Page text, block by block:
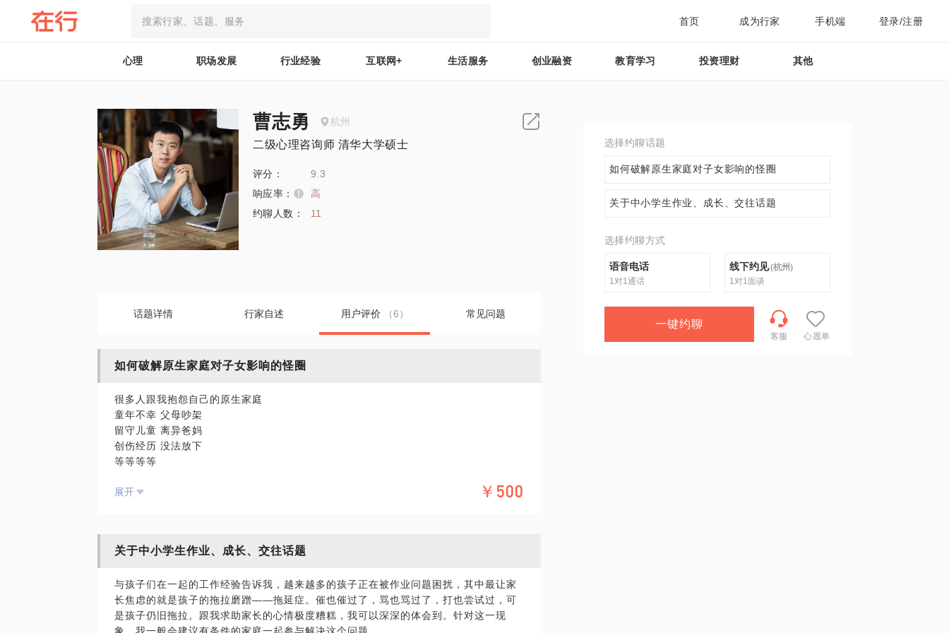
首页 成为行家 手机端 登录/注册
心理 职场发展 行业经验 互联网+ 生活服务 创业融资 教育学习 投资理财 其他
曹志勇 杭州
二级心理咨询师 清华大学硕士
评分：
9.3
响应率：
高
约聊人数：
11
话题详情 行家自述 用户评价 （6） 常见问题
如何破解原生家庭对子女影响的怪圈
很多人跟我抱怨自己的原生家庭
童年不幸 父母吵架
留守儿童 离异爸妈
创伤经历 没法放下
等等等等
对于过去
把自己的生活活成了原生家庭的模样
心理咨询的专业做法
会让我们与原生家庭达成和解
展开 ￥500
关于中小学生作业、成长、交往话题
与孩子们在一起的工作经验告诉我，越来越多的孩子正在被作业问题困扰，其中最让家
长焦虑的就是孩子的拖拉磨蹭——拖延症。催也催过了，骂也骂过了，打也尝试过，可
是孩子仍旧拖拉。跟我求助家长的心情极度糟糕，我可以深深的体会到。针对这一现
选择约聊话题
如何破解原生家庭对子女影响的怪圈
关于中小学生作业、成长、交往话题
选择约聊方式
语音电话
1对1通话
线下约见(杭州)
1对1面谈
一键约聊
客服 心愿单